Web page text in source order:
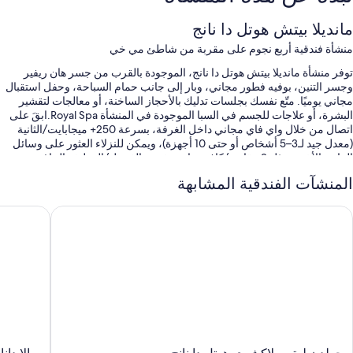
مانديلا بيتش هوتل دا نانج
منشأة فندقية أربع نجوم على مقربة من شاطئ مي خي
توفر منشأة مانديلا بيتش هوتل دا نانج، الموجودة بالقرب من جسر هان ريفير
وجسر التنين، بوفيه فطور مجاني، وبار إلى جانب حمام السباحة، وحفل استقبال
مجاني يوميًا. متّع نفسك بجلسات تدليك بالأحجاز الساخنة، أو معالجات لتقشير
البشرة، أو علاجات للجسم في السبا الموجودة في المنشأة Royal Spa.ابقَ على
اتصال من خلال واي فاي مجاني داخل الغرفة، بسرعة 250+ ميجابايت/الثانية
(معدل جيد لـ3–5 أشخاص أو حتى 10 أجهزة)، ويمكن للنزلاء العثور على وسائل
الراحة الأخرى مثل 3 مقاهي/كافيتيريات وخدمة الغسيل/التنظيف الجاف.
تشمل الامتيازات الأخرى في إقامة الفندق هذه:
حمام سباحة مكشوف وحمام سباحة للأطفال، مع مقاعد للتشمس، ومظلات
سمات الغرفة
المنشآت الفندقية المشابهة
جولدن لوتس لاكشري هوتل دا نانج سالا